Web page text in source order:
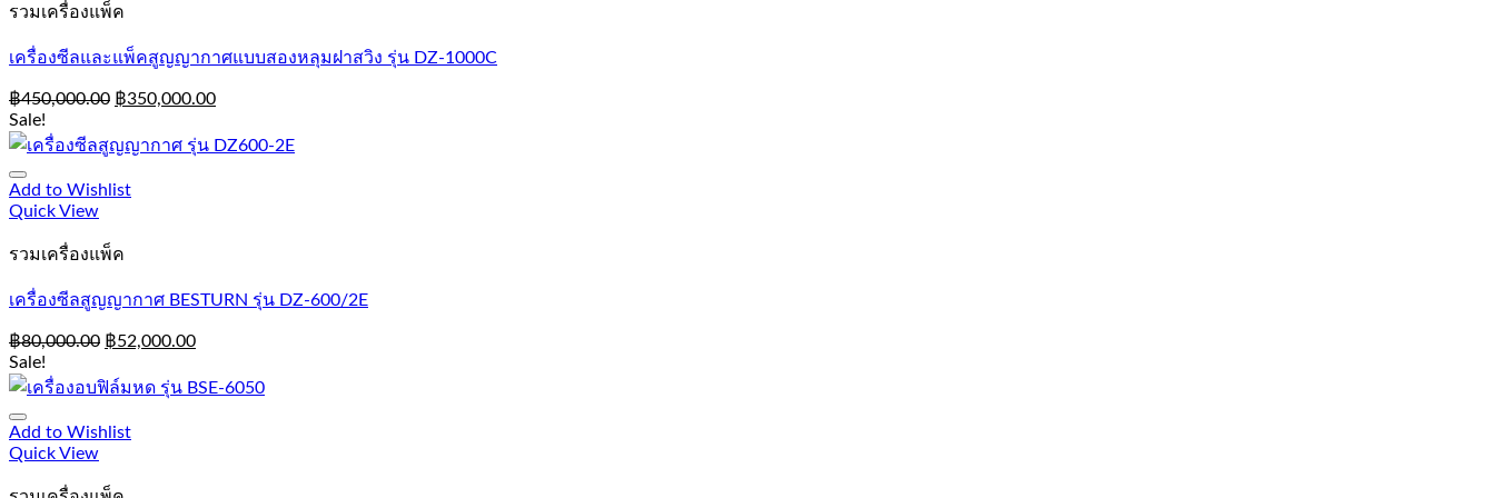
รวมเครื่องแพ็ค
เครื่องซีลและแพ็คสูญญากาศแบบสองหลุมฝาสวิง รุ่น DZ-1000C
฿450,000.00 ฿350,000.00
Sale!
Add to Wishlist
Quick View
รวมเครื่องแพ็ค
เครื่องซีลสูญญากาศ BESTURN รุ่น DZ-600/2E
฿80,000.00 ฿52,000.00
Sale!
Add to Wishlist
Quick View